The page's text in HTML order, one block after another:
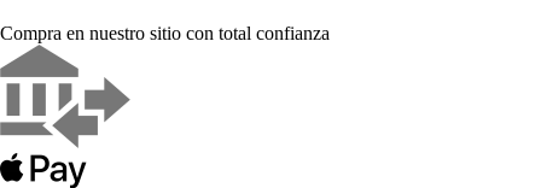
Compra en nuestro sitio con total confianza